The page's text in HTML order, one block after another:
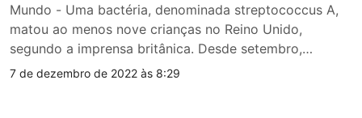
Mundo - Uma bactéria, denominada streptococcus A,
matou ao menos nove crianças no Reino Unido,
segundo a imprensa britânica. Desde setembro,…
7 de dezembro de 2022 às 8:29